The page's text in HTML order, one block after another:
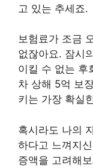
고 있는 추세죠.
보험료가 조금
없잖아요. 잠시
이킬 수 없는 후
차 상해 5억 보
키는 가장 확실
혹시라도 나의
하다고 느껴지
증액을 고려해